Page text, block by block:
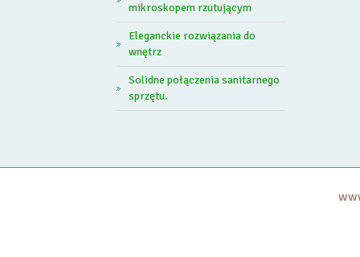
mikroskopem rzutującym
Eleganckie rozwiązania do
wnętrz
Solidne połączenia sanitarnego
sprzętu.